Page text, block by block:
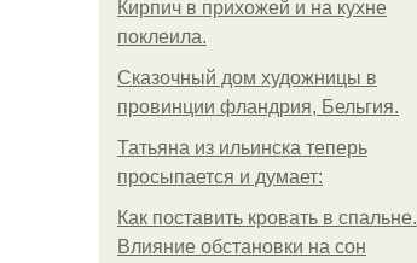
Кирпич в прихожей и на кухне
поклеила.
Сказочный дом художницы в
провинции фландрия, Бельгия.
Татьяна из ильинска теперь
просыпается и думает:
Как поставить кровать в спальне.
Влияние обстановки на сон